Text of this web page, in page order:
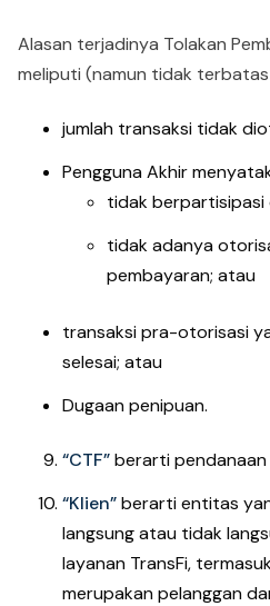
Alasan terjadinya Tolakan
meliputi (namun tidak
jumlah transaksi tidak
Pengguna Akhir
tidak berpartisipasi
tidak adanya
pembayaran; atau
transaksi pra-otorisasi
selesai; atau
Dugaan penipuan.
“CTF”berarti
“Klien”berarti entitas
langsung atau tidak
layanan TransFi,
merupakan pelanggan